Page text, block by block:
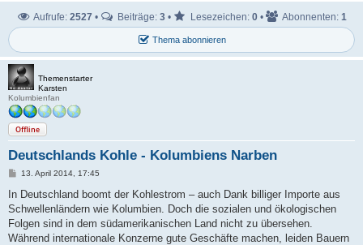
Thema abonnieren
Aufrufe: 2527 • Beiträge: 3• Lesezeichen: 0• Abonnenten: 1
Themenstarter
Karsten
Kolumbienfan
Offline
Deutschlands Kohle - Kolumbiens Narben
B
r
a
13. April 2014, 17:45
In Deutschland boomt der Kohlestrom – auch Dank billiger Importe aus
Schwellenländern wie Kolumbien. Doch die sozialen und ökologischen
Folgen sind in dem südamerikanischen Land nicht zu übersehen.
Während internationale Konzerne gute Geschäfte machen, leiden Bauern